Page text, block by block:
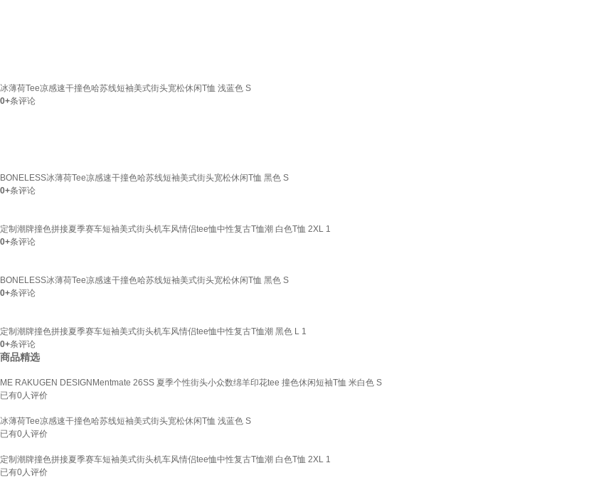
冰薄荷Tee凉感速干撞色哈苏线短袖美式街头宽松休闲T恤 浅蓝色 S
0+条评论
BONELESS冰薄荷Tee凉感速干撞色哈苏线短袖美式街头宽松休闲T恤 黑色 S
0+条评论
定制潮牌撞色拼接夏季赛车短袖美式街头机车风情侣tee恤中性复古T恤潮 白色T恤 2XL 1
0+条评论
BONELESS冰薄荷Tee凉感速干撞色哈苏线短袖美式街头宽松休闲T恤 黑色 S
0+条评论
定制潮牌撞色拼接夏季赛车短袖美式街头机车风情侣tee恤中性复古T恤潮 黑色 L 1
0+条评论
商品精选
ME RAKUGEN DESIGNMentmate 26SS 夏季个性街头小众数绵羊印花tee 撞色休闲短袖T恤 米白色 S
已有0人评价
冰薄荷Tee凉感速干撞色哈苏线短袖美式街头宽松休闲T恤 浅蓝色 S
已有0人评价
定制潮牌撞色拼接夏季赛车短袖美式街头机车风情侣tee恤中性复古T恤潮 白色T恤 2XL 1
已有0人评价